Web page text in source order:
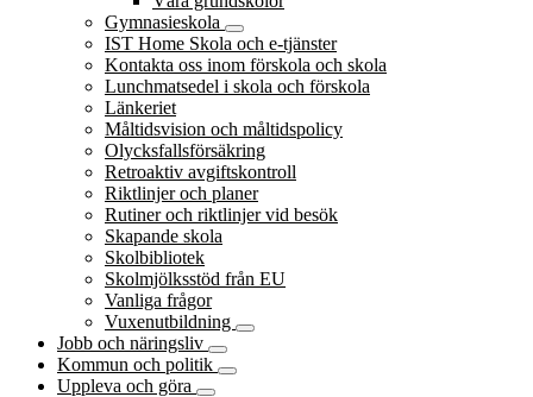
Gymnasieskola
IST Home Skola och e-tjänster
Kontakta oss inom förskola och skola
Lunchmatsedel i skola och förskola
Länkeriet
Måltidsvision och måltidspolicy
Olycksfallsförsäkring
Retroaktiv avgiftskontroll
Riktlinjer och planer
Rutiner och riktlinjer vid besök
Skapande skola
Skolbibliotek
Skolmjölksstöd från EU
Vanliga frågor
Vuxenutbildning
Jobb och näringsliv
Kommun och politik
Uppleva och göra